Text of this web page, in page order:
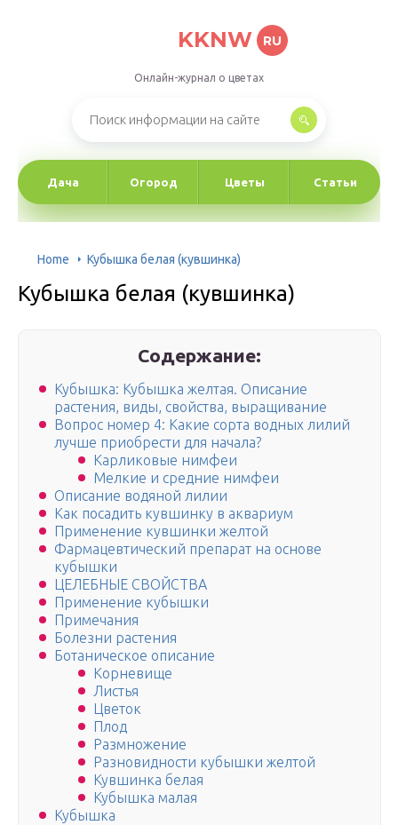
KKNW RU
Онлайн-журнал о цветах
Дача Огород Цветы Статьи
Home Кубышка белая (кувшинка)
Кубышка белая (кувшинка)
Содержание:
Кубышка: Кубышка желтая. Описание
растения, виды, свойства, выращивание
Вопрос номер 4: Какие сорта водных лилий
лучше приобрести для начала?
Карликовые нимфеи
Мелкие и средние нимфеи
Описание водяной лилии
Как посадить кувшинку в аквариум
Применение кувшинки желтой
Фармацевтический препарат на основе
кубышки
ЦЕЛЕБНЫЕ СВОЙСТВА
Применение кубышки
Примечания
Болезни растения
Ботаническое описание
Корневище
Листья
Цветок
Плод
Размножение
Разновидности кубышки желтой
Кувшинка белая
Кубышка малая
Кубышка